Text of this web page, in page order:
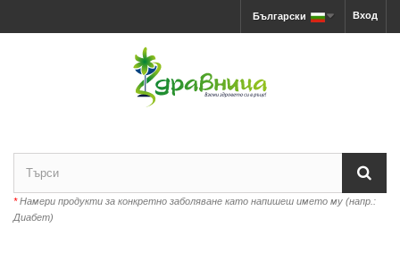
Вход
Български
*Намери продукти за конкретно заболяване като напишеш името му (напр.:
Диабет)